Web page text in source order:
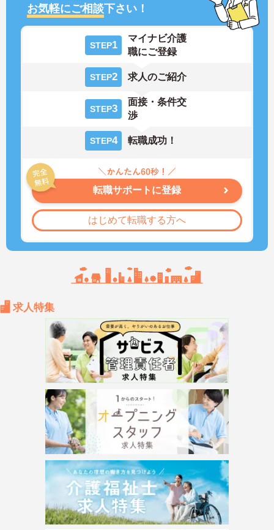
お気軽にご相談下さい！
STEP1
マイナビ介護
職にご登録
STEP2 求人のご紹介
STEP3
面接・条件交
渉
STEP4 転職成功！
転職サポートに登録
はじめて転職する方へ
求人特集